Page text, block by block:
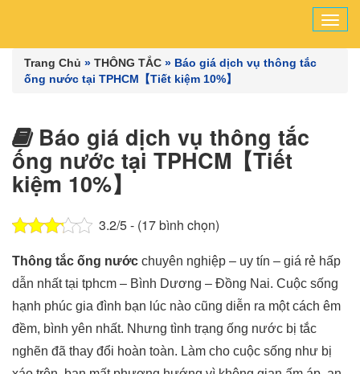
Trang Chủ » THÔNG TẮC » Báo giá dịch vụ thông tắc
ống nước tại TPHCM【Tiết kiệm 10%】
Báo giá dịch vụ thông tắc
ống nước tại TPHCM【Tiết
kiệm 10%】
3.2/5 - (17 bình chọn)
Thông tắc ống nước chuyên nghiệp – uy tín – giá rẻ hấp
dẫn nhất tại tphcm – Bình Dương – Đồng Nai. Cuộc sống
hạnh phúc gia đình bạn lúc nào cũng diễn ra một cách êm
đềm, bình yên nhất. Nhưng tình trạng ống nước bị tắc
nghẽn đã thay đổi hoàn toàn. Làm cho cuộc sống như bị